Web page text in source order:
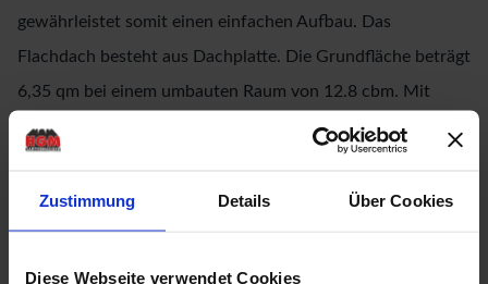
Zustimmung Details Über Cookies
Diese Webseite verwendet Cookies
gewährleistet somit einen einfachen Aufbau. Das
Flachdach besteht aus Dachplatte. Die Grundfläche beträgt
6,35 qm bei einem umbauten Raum von 12.8 cbm. Mit
einer Seitenhöhe von 195 cm und einer Firsthöhe von 211
Gartenhaus ohne Anbauten hat ein Sockelmaß von 298 cm
x 213 cm. Bodenbalken sorgen für den Schutz von unten